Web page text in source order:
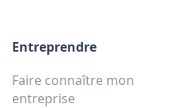
Entreprendre
Faire connaître mon
entreprise